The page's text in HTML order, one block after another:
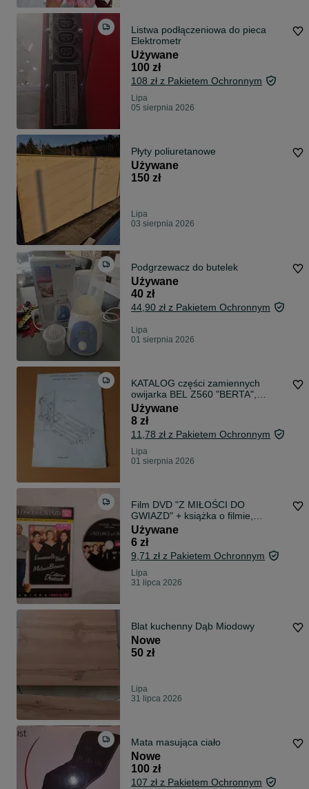
Listwa podłączeniowa do pieca
Elektrometr
Używane
100 zł
108 zł z Pakietem Ochronnym
Lipa
05 sierpnia 2026
Płyty poliuretanowe
Używane
150 zł
Lipa
03 sierpnia 2026
Podgrzewacz do butelek
Używane
40 zł
44,90 zł z Pakietem Ochronnym
Lipa
01 sierpnia 2026
KATALOG części zamiennych
owijarka BEL Z560 "BERTA",
rolnictwo
Używane
8 zł
11,78 zł z Pakietem Ochronnym
Lipa
01 sierpnia 2026
Film DVD "Z MIŁOŚCI DO
GWIAZD" + książka o filmie,
komedia, video
Używane
6 zł
9,71 zł z Pakietem Ochronnym
Lipa
31 lipca 2026
Blat kuchenny Dąb Miodowy
Nowe
50 zł
Lipa
31 lipca 2026
Mata masująca ciało
Nowe
100 zł
107 zł z Pakietem Ochronnym